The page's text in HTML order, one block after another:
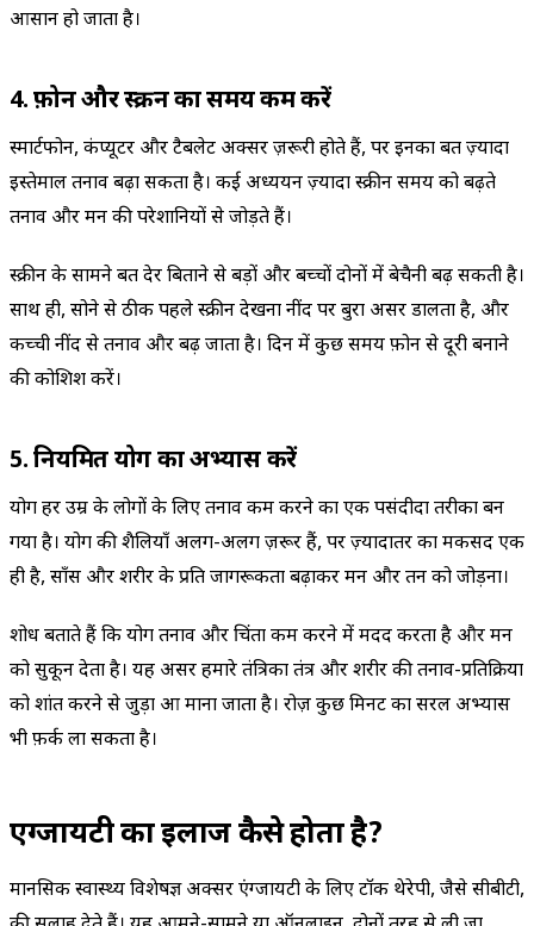
आसान हो जाता है।
4. फ़ोन और स्क्रीन का समय कम करें
स्मार्टफोन, कंप्यूटर और टैबलेट अक्सर ज़रूरी होते हैं, पर इनका बहुत ज़्यादा
इस्तेमाल तनाव बढ़ा सकता है। कई अध्ययन ज़्यादा स्क्रीन समय को बढ़ते
तनाव और मन की परेशानियों से जोड़ते हैं।
स्क्रीन के सामने बहुत देर बिताने से बड़ों और बच्चों दोनों में बेचैनी बढ़ सकती है।
साथ ही, सोने से ठीक पहले स्क्रीन देखना नींद पर बुरा असर डालता है, और
कच्ची नींद से तनाव और बढ़ जाता है। दिन में कुछ समय फ़ोन से दूरी बनाने
की कोशिश करें।
5. नियमित योग का अभ्यास करें
योग हर उम्र के लोगों के लिए तनाव कम करने का एक पसंदीदा तरीका बन
गया है। योग की शैलियाँ अलग-अलग ज़रूर हैं, पर ज़्यादातर का मकसद एक
ही है, साँस और शरीर के प्रति जागरूकता बढ़ाकर मन और तन को जोड़ना।
शोध बताते हैं कि योग तनाव और चिंता कम करने में मदद करता है और मन
को सुकून देता है। यह असर हमारे तंत्रिका तंत्र और शरीर की तनाव-प्रतिक्रिया
को शांत करने से जुड़ा हुआ माना जाता है। रोज़ कुछ मिनट का सरल अभ्यास
भी फ़र्क ला सकता है।
एंग्जायटी का इलाज कैसे होता है?
मानसिक स्वास्थ्य विशेषज्ञ अक्सर एंग्जायटी के लिए टॉक थेरेपी, जैसे सीबीटी,